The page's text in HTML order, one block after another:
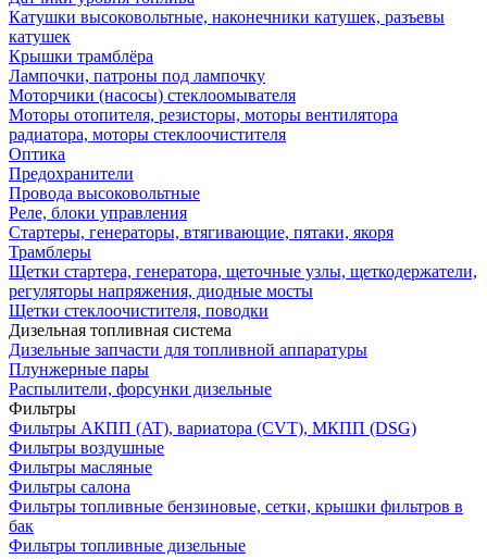
Катушки высоковольтные, наконечники катушек, разъевы
катушек
Крышки трамблёра
Лампочки, патроны под лампочку
Моторчики (насосы) стеклоомывателя
Моторы отопителя, резисторы, моторы вентилятора
радиатора, моторы стеклоочистителя
Оптика
Предохранители
Провода высоковольтные
Реле, блоки управления
Стартеры, генераторы, втягивающие, пятаки, якоря
Трамблеры
Щетки стартера, генератора, щеточные узлы, щеткодержатели,
регуляторы напряжения, диодные мосты
Щетки стеклоочистителя, поводки
Дизельная топливная система
Дизельные запчасти для топливной аппаратуры
Плунжерные пары
Распылители, форсунки дизельные
Фильтры
Фильтры АКПП (AT), вариатора (CVT), МКПП (DSG)
Фильтры воздушные
Фильтры масляные
Фильтры салона
Фильтры топливные бензиновые, сетки, крышки фильтров в
бак
Фильтры топливные дизельные